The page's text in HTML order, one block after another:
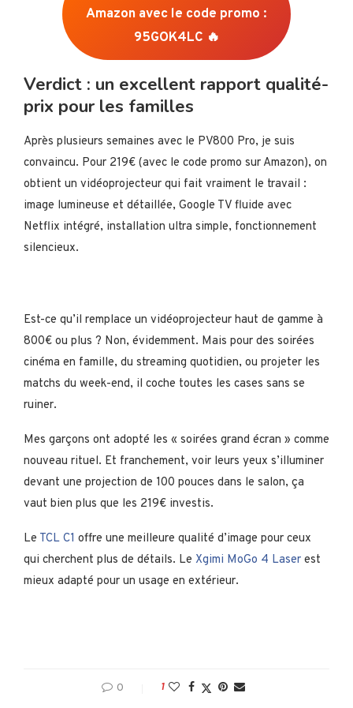
Amazon avec le code promo :
95GOK4LC 🔥
Verdict : un excellent rapport qualité-
prix pour les familles
Après plusieurs semaines avec le PV800 Pro, je suis
convaincu. Pour 219€ (avec le code promo sur Amazon), on
obtient un vidéoprojecteur qui fait vraiment le travail :
image lumineuse et détaillée, Google TV fluide avec
Netflix intégré, installation ultra simple, fonctionnement
silencieux.
Est-ce qu’il remplace un vidéoprojecteur haut de gamme à
800€ ou plus ? Non, évidemment. Mais pour des soirées
cinéma en famille, du streaming quotidien, ou projeter les
matchs du week-end, il coche toutes les cases sans se
ruiner.
Mes garçons ont adopté les « soirées grand écran » comme
nouveau rituel. Et franchement, voir leurs yeux s’illuminer
devant une projection de 100 pouces dans le salon, ça
vaut bien plus que les 219€ investis.
Le TCL C1 offre une meilleure qualité d’image pour ceux
qui cherchent plus de détails. Le Xgimi MoGo 4 Laser est
mieux adapté pour un usage en extérieur.
0 1